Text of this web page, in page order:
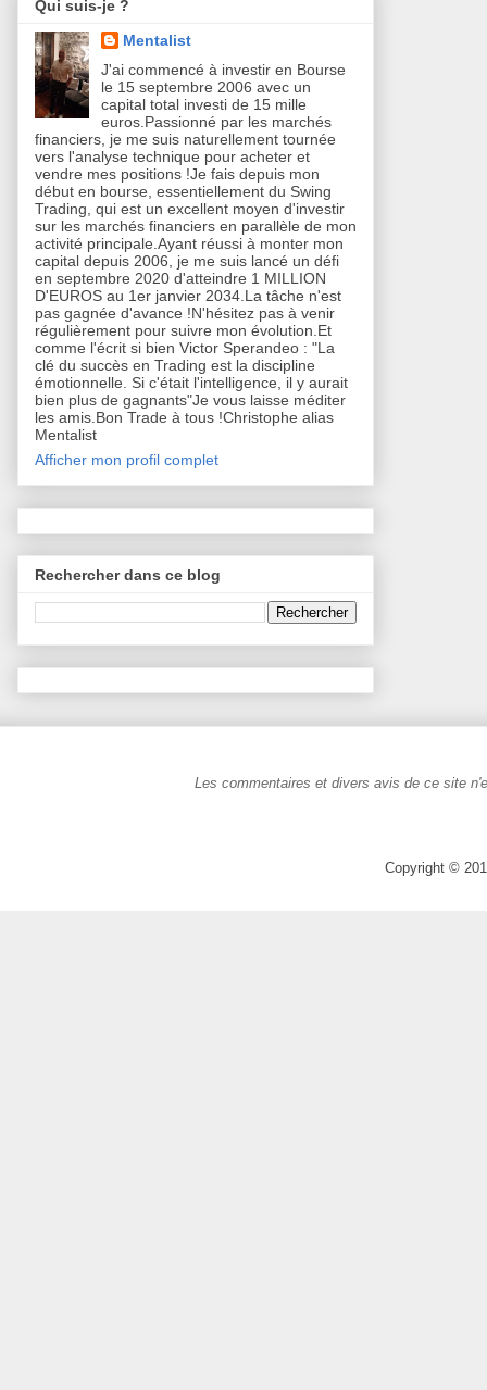
Qui suis-je ?
Mentalist
J'ai commencé à investir en Bourse
le 15 septembre 2006 avec un
capital total investi de 15 mille
euros.Passionné par les marchés
financiers, je me suis naturellement tournée
vers l'analyse technique pour acheter et
vendre mes positions !Je fais depuis mon
début en bourse, essentiellement du Swing
Trading, qui est un excellent moyen d'investir
sur les marchés financiers en parallèle de mon
activité principale.Ayant réussi à monter mon
capital depuis 2006, je me suis lancé un défi
en septembre 2020 d'atteindre 1 MILLION
D'EUROS au 1er janvier 2034.La tâche n'est
pas gagnée d'avance !N'hésitez pas à venir
régulièrement pour suivre mon évolution.Et
comme l'écrit si bien Victor Sperandeo : "La
clé du succès en Trading est la discipline
émotionnelle. Si c'était l'intelligence, il y aurait
bien plus de gagnants"Je vous laisse méditer
les amis.Bon Trade à tous !Christophe alias
Mentalist
Afficher mon profil complet
Rechercher dans ce blog
Les commentaires et divers avis de ce site
Copyright ©